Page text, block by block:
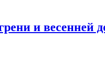
и весенней